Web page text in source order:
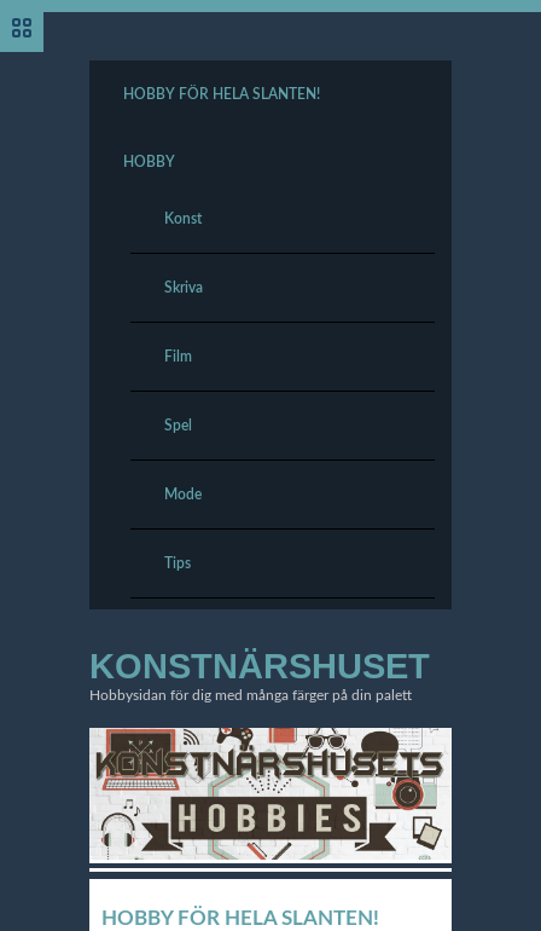
HOBBY FÖR HELA SLANTEN!
HOBBY
Konst
Skriva
Film
Spel
Mode
Tips
KONSTNÄRSHUSET
Hobbysidan för dig med många färger på din palett
HOBBY FÖR HELA SLANTEN!